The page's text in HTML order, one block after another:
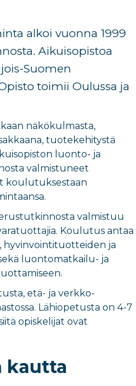
alkoi vuonna 1999
Aikuisopistoa
Suomen
toimii Oulussa ja
näkökulmasta,
tuotekehitystä
luonto- ja
valmistuneet
koulutuksestaan
valmistuu
Koulutus antaa
hyvinvointituotteiden ja
luontomatkailu- ja
etä- ja verkko-
Lähiopetusta on 4-7
opiskelijat ovat
kautta